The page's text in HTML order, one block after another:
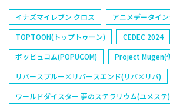
イナズマイレブン クロス
アニメデータイ
TOPTOON(トップトゥーン)
CEDEC 2024
ポッピュコム(POPUCOM)
Project Mugen(
リバースブルー×リバースエンド(リバ×リバ)
ワールドダイスター 夢のステラリウム(ユメステ)